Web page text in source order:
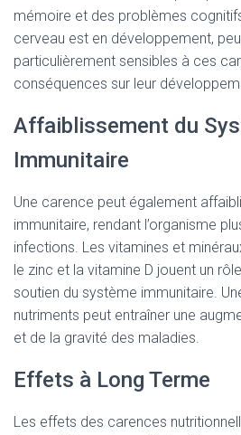
mémoire et des problèmes
cerveau est en développement,
particulièrement sensibles à ces
conséquences sur leur
Affaiblissement du
Immunitaire
Une carence peut également
immunitaire, rendant l’organisme
infections. Les vitamines et
le zinc et la vitamine D jouent un
soutien du système immunitaire.
nutriments peut entraîner une
et de la gravité des maladies.
Effets à Long Terme
Les effets des carences